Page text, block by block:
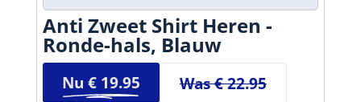
Anti Zweet Shirt Heren -
Ronde-hals, Blauw
Nu €19.95 Was € 22.95